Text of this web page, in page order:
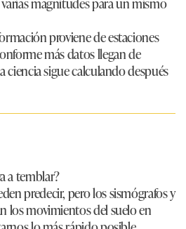
proviene de estaciones
más datos llegan de
ciencia sigue calculando después
a temblar?
predecir, pero los sismógrafos y
los movimientos del suelo en